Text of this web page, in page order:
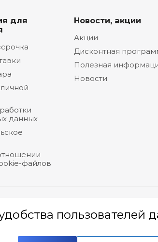
для
данных
файлов
Новости, акции
Акции
Дисконтная
Полезная
Новости
их прав:
пользователей